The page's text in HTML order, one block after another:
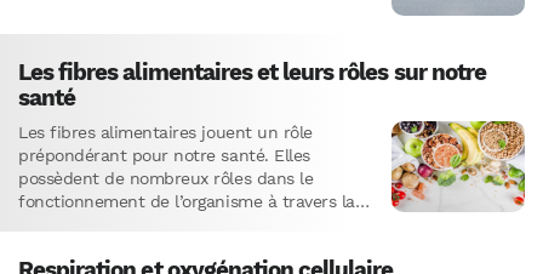
Les fibres alimentaires et leurs rôles sur notre
santé
Les fibres alimentaires jouent un rôle
prépondérant pour notre santé. Elles
possèdent de nombreux rôles dans le
fonctionnement de l’organisme à travers la